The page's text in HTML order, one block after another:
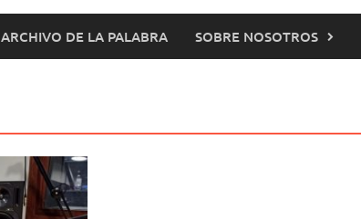
ARCHIVO DE LA PALABRA SOBRE NOSOTROS